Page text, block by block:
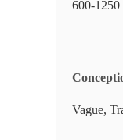
600-1250
Vague,